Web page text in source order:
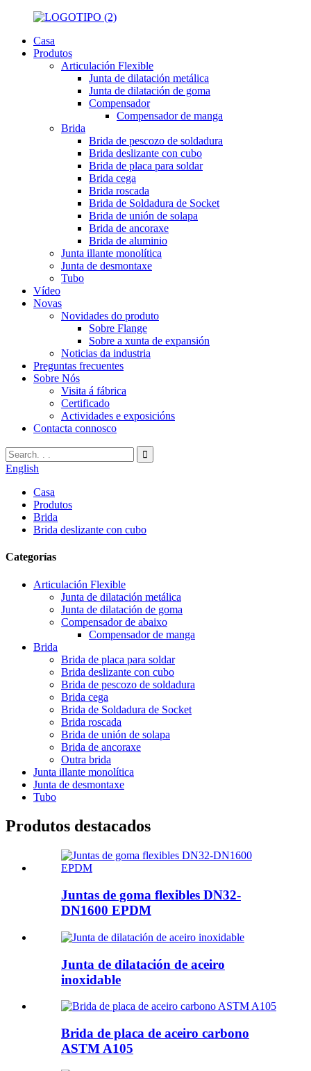
Casa
Produtos
Articulación Flexible
Junta de dilatación metálica
Junta de dilatación de goma
Compensador
Compensador de manga
Brida
Brida de pescozo de soldadura
Brida deslizante con cubo
Brida de placa para soldar
Brida cega
Brida roscada
Brida de Soldadura de Socket
Brida de unión de solapa
Brida de ancoraxe
Brida de aluminio
Junta illante monolítica
Junta de desmontaxe
Tubo
Vídeo
Novas
Novidades do produto
Sobre Flange
Sobre a xunta de expansión
Noticias da industria
Preguntas frecuentes
Sobre Nós
Visita á fábrica
Certificado
Actividades e exposicións
Contacta connosco
English
Casa
Produtos
Brida
Brida deslizante con cubo
Categorías
Articulación Flexible
Junta de dilatación metálica
Junta de dilatación de goma
Compensador de abaixo
Compensador de manga
Brida
Brida de placa para soldar
Brida deslizante con cubo
Brida de pescozo de soldadura
Brida cega
Brida de Soldadura de Socket
Brida roscada
Brida de unión de solapa
Brida de ancoraxe
Outra brida
Junta illante monolítica
Junta de desmontaxe
Tubo
Produtos destacados
Juntas de goma flexibles DN32-
DN1600 EPDM
Junta de dilatación de aceiro
inoxidable
Brida de placa de aceiro carbono
ASTM A105